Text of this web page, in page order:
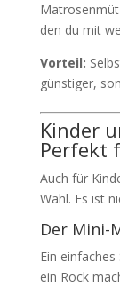
den du mit
Vorteil:
günstiger,
Kinder
Perfekt
Auch für
Wahl. Es ist
Der Mini-
Ein
ein Rock